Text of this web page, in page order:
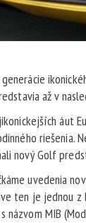
až v
áut
riešenia.
nový Golf
uvedenia
ten je jednou z
názvom MIB